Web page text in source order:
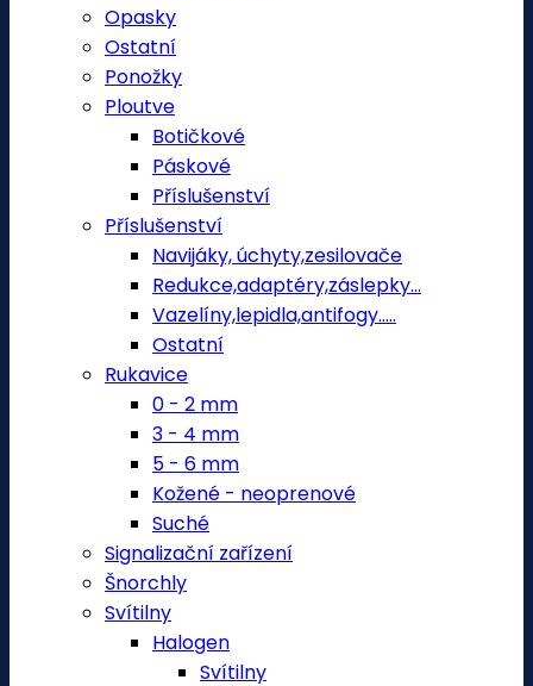
Opasky
Ostatní
Ponožky
Ploutve
Botičkové
Páskové
Příslušenství
Příslušenství
Navijáky, úchyty,zesilovače
Redukce,adaptéry,záslepky...
Vazelíny,lepidla,antifogy.....
Ostatní
Rukavice
0 - 2 mm
3 - 4 mm
5 - 6 mm
Kožené - neoprenové
Suché
Signalizační zařízení
Šnorchly
Svítilny
Halogen
Svítilny